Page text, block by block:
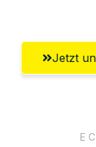
Jetzt